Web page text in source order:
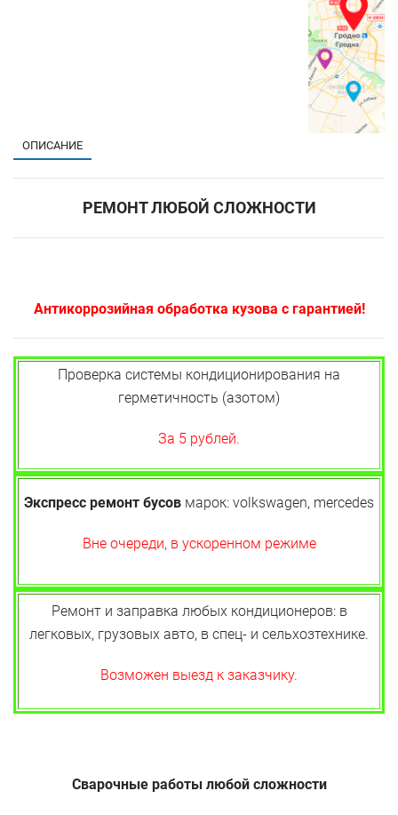
ОПИСАНИЕ
РЕМОНТ ЛЮБОЙ СЛОЖНОСТИ
Антикоррозийная обработка кузова с гарантией!
Проверка системы кондиционирования на
герметичность (азотом)
За 5 рублей.
Экспресс ремонт бусов марок: volkswagen, mercedes
Вне очереди, в ускоренном режиме
Ремонт и заправка любых кондиционеров: в
легковых, грузовых авто, в спец- и сельхозтехнике.
Возможен выезд к заказчику.
Сварочные работы любой сложности